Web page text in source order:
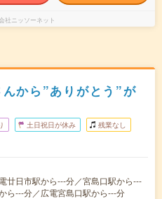
社ニッソーネット
んから”ありがとう”が
土日祝日が休み 残業なし
廿日市駅から---分／宮島口駅から---
ら---分／広電宮島口駅から---分